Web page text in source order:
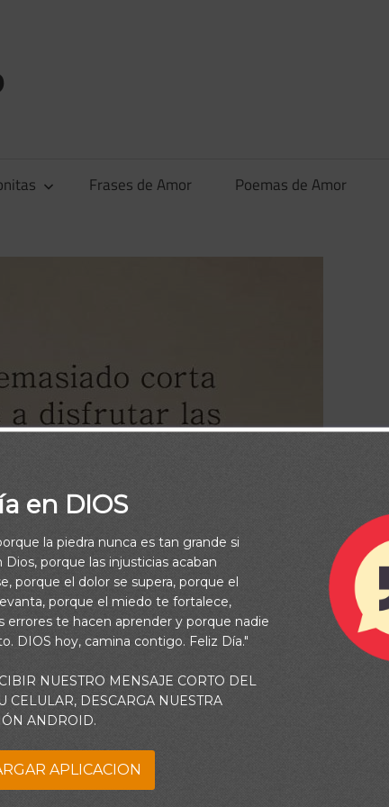
Frases de Amor Poemas de Amor
en DIOS
la piedra nunca es tan grande si
Dios, porque las injusticias acaban
porque el dolor se supera, porque el
porque el miedo te fortalece,
errores te hacen aprender y porque nadie
DIOS hoy, camina contigo. Feliz Día."
NUESTRO MENSAJE CORTO DEL
CELULAR, DESCARGA NUESTRA
ANDROID.
APLICACION